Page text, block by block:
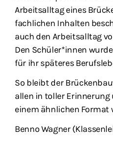
Arbeitsalltag eines
fachlichen Inhalten
auch den Arbeitsalltag
Den Schüler*innen
für ihr späteres
So bleibt der
allen in toller
einem ähnlichen Format
Benno Wagner